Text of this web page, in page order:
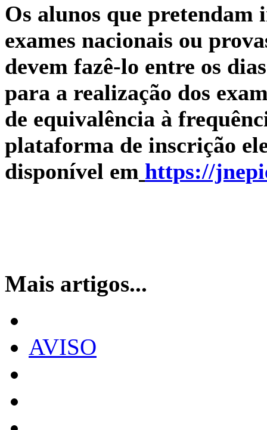
Os alunos que pretendam
exames nacionais ou
devem fazê-lo entre os
para a realização dos
de equivalência à
plataforma de inscrição
disponível em https://
Mais artigos...
AVISO